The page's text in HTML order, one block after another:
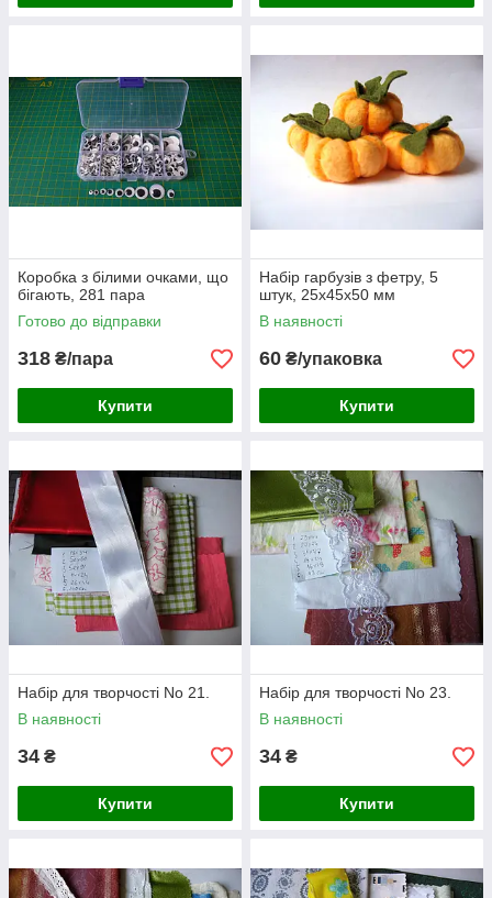
Коробка з білими очками, що
бігають, 281 пара
Готово до відправки
318 ₴/пара
Купити
Набір гарбузів з фетру, 5
штук, 25х45х50 мм
В наявності
60 ₴/упаковка
Купити
Набір для творчості No 21.
В наявності
34 ₴
Купити
Набір для творчості No 23.
В наявності
34 ₴
Купити